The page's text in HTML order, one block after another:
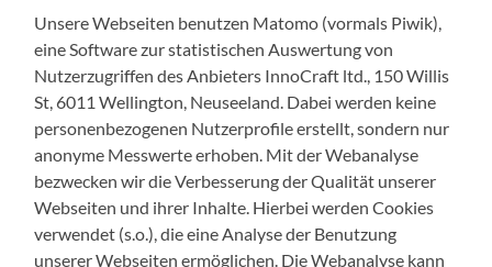
Unsere Webseiten benutzen Matomo (vormals Piwik),
eine Software zur statistischen Auswertung von
Nutzerzugriffen des Anbieters InnoCraft ltd., 150 Willis
St, 6011 Wellington, Neuseeland. Dabei werden keine
personenbezogenen Nutzerprofile erstellt, sondern nur
anonyme Messwerte erhoben. Mit der Webanalyse
bezwecken wir die Verbesserung der Qualität unserer
Webseiten und ihrer Inhalte. Hierbei werden Cookies
verwendet (s.o.), die eine Analyse der Benutzung
unserer Webseiten ermöglichen. Die Webanalyse kann